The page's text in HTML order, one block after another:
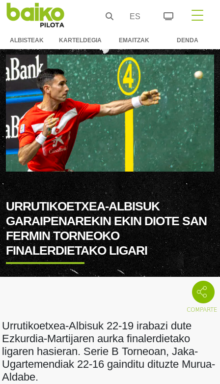
ES
ALBISTEAK KARTELDEGIA EMAITZAK DENDA
URRUTIKOETXEA-ALBISUK
GARAIPENAREKIN EKIN DIOTE SAN
FERMIN TORNEOKO
FINALERDIETAKO LIGARI
Urrutikoetxea-Albisuk 22-19 irabazi dute
Ezkurdia-Martijaren aurka finalerdietako
ligaren hasieran. Serie B Torneoan, Jaka-
Ugartemendiak 22-16 gainditu dituzte Murua-
Aldabe.